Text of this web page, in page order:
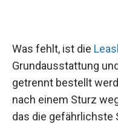
Was fehlt, ist die
Grundausstattung
getrennt bestellt
nach einem Sturz
das die gefährlichste